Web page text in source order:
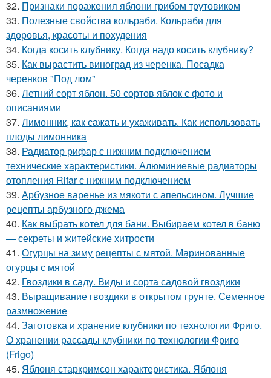
32. Признаки поражения яблони грибом трутовиком
33. Полезные свойства кольраби. Кольраби для
здоровья, красоты и похудения
34. Когда косить клубнику. Когда надо косить клубнику?
35. Как вырастить виноград из черенка. Посадка
черенков "Под лом"
36. Летний сорт яблон. 50 сортов яблок с фото и
описаниями
37. Лимонник, как сажать и ухаживать. Как использовать
плоды лимонника
38. Радиатор рифар с нижним подключением
технические характеристики. Алюминиевые радиаторы
отопления Rifar с нижним подключением
39. Арбузное варенье из мякоти с апельсином. Лучшие
рецепты арбузного джема
40. Как выбрать котел для бани. Выбираем котел в баню
— секреты и житейские хитрости
41. Огурцы на зиму рецепты с мятой. Маринованные
огурцы с мятой
42. Гвоздики в саду. Виды и сорта садовой гвоздики
43. Выращивание гвоздики в открытом грунте. Семенное
размножение
44. Заготовка и хранение клубники по технологии Фриго.
О хранении рассады клубники по технологии Фриго
(Frigo)
45. Яблоня старкримсон характеристика. Яблоня